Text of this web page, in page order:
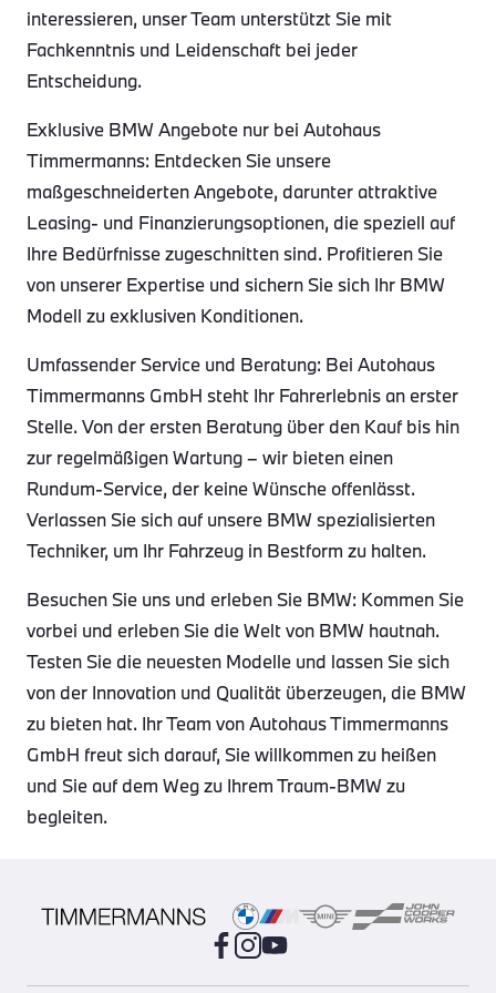
interessieren, unser Team unterstützt Sie mit
Fachkenntnis und Leidenschaft bei jeder
Entscheidung.
Exklusive BMW Angebote nur bei Autohaus
Timmermanns: Entdecken Sie unsere
maßgeschneiderten Angebote, darunter attraktive
Leasing- und Finanzierungsoptionen, die speziell auf
Ihre Bedürfnisse zugeschnitten sind. Profitieren Sie
von unserer Expertise und sichern Sie sich Ihr BMW
Modell zu exklusiven Konditionen.
Umfassender Service und Beratung: Bei Autohaus
Timmermanns GmbH steht Ihr Fahrerlebnis an erster
Stelle. Von der ersten Beratung über den Kauf bis hin
zur regelmäßigen Wartung – wir bieten einen
Rundum-Service, der keine Wünsche offenlässt.
Verlassen Sie sich auf unsere BMW spezialisierten
Techniker, um Ihr Fahrzeug in Bestform zu halten.
Besuchen Sie uns und erleben Sie BMW: Kommen Sie
vorbei und erleben Sie die Welt von BMW hautnah.
Testen Sie die neuesten Modelle und lassen Sie sich
von der Innovation und Qualität überzeugen, die BMW
zu bieten hat. Ihr Team von Autohaus Timmermanns
GmbH freut sich darauf, Sie willkommen zu heißen
und Sie auf dem Weg zu Ihrem Traum-BMW zu
begleiten.